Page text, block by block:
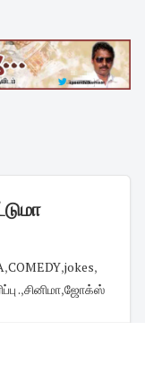
,COMEDY,jokes,
.,சினிமா,ஜோக்ஸ்